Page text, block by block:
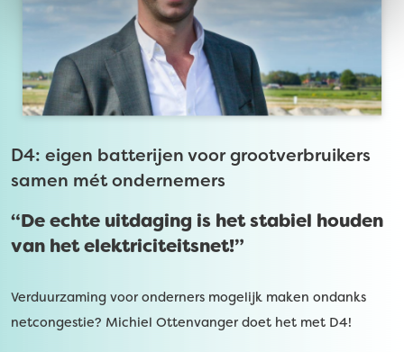
D4: eigen batterijen voor grootverbruikers
samen mét ondernemers
“De echte uitdaging is het stabiel houden
van het elektriciteitsnet!”
Verduurzaming voor onderners mogelijk maken ondanks
netcongestie? Michiel Ottenvanger doet het met D4!